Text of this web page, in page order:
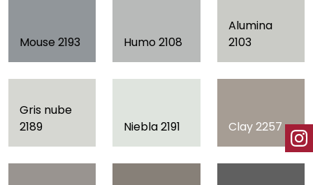
Mouse 2193 Humo 2108
Alumina
2103
Gris nube
2189
Niebla 2191 Clay 2257